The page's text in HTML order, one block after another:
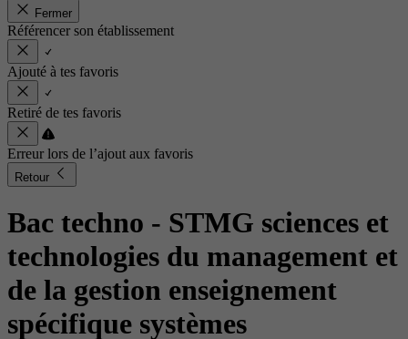
Fermer
Référencer son établissement
Ajouté à tes favoris
Retiré de tes favoris
Erreur lors de l’ajout aux favoris
Retour
Bac techno - STMG sciences et
technologies du management et
de la gestion enseignement
spécifique systèmes